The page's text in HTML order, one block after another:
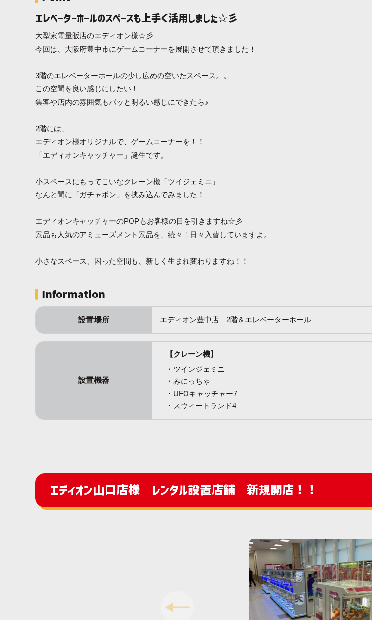
エレベーターホールのスペースも上手く活用しました☆彡
大型家電量販店のエディオン様☆彡
今回は、大阪府豊中市にゲームコーナーを展開させて頂きました！
3階のエレベーターホールの少し広めの空いたスペース。。
この空間を良い感じにしたい！
集客や店内の雰囲気もパッと明るい感じにできたら♪
2階には、
エディオン様オリジナルで、ゲームコーナーを！！
「エディオンキャッチャー」誕生です。
小スペースにもってこいなクレーン機「ツイジェミニ」
なんと間に「ガチャポン」を挟み込んでみました！
エディオンキャッチャーのPOPもお客様の目を引きますね☆彡
景品も人気のアミューズメント景品を、続々！日々入替していますよ。
小さなスペース、困った空間も、新しく生まれ変わりますね！！
Information
設置場所 エディオン豊中店 2階＆エレベーターホール
設置機器
【クレーン機】
ツインジェミニ
みにっちゃ
UFOキャッチャー7
スウィートランド4
エディオン山口店様 レンタル設置店舗 新規開店！！